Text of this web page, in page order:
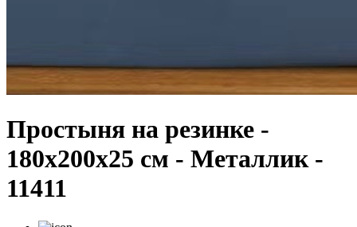
Простыня на резинке -
180x200x25 cм - Металлик -
11411